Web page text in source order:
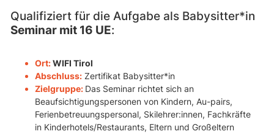
Qualifiziert für die Aufgabe als Babysitter*in
Seminar mit 16 UE:
Ort:WIFI Tirol
Abschluss:Zertifikat Babysitter*in
Zielgruppe: Das Seminar richtet sich an
Beaufsichtigungspersonen von Kindern, Au-pairs,
Ferienbetreuungspersonal, Skilehrer:innen, Fachkräfte
in Kinderhotels/Restaurants, Eltern und Großeltern